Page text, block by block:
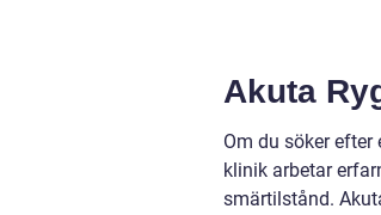
Akuta
Om du söker
klinik arbetar
smärtilstånd.